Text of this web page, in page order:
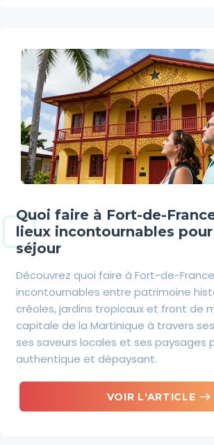
Quoi faire à Fort-de-
lieux incontournables
séjour
Découvrez quoi faire à Fort-de-
incontournables entre patrimoine
créoles, jardins tropicaux et front de
capitale de la Martinique à travers
ses saveurs locales et ses paysages
authentique et dépaysant.
VOIR L'ARTICLE east